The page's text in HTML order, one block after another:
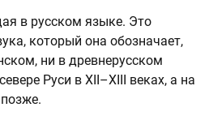
в русском языке. Это
который она обозначает,
ни в древнерусском
Руси в XII–XIII веках, а на